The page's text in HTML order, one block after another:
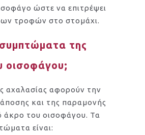
ώστε να επιτρέψει
τροφών στο στομάχι.
της
οισοφάγου;
αχαλασίας αφορούν την
και της παραμονής
άκρο του οισοφάγου. Τα
είναι: